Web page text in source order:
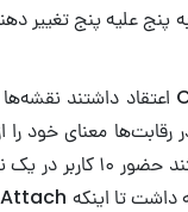
پنج علیه پنج تغییر
رقابت‌ها معنای خود
طریق یوتیوب مسابقات را